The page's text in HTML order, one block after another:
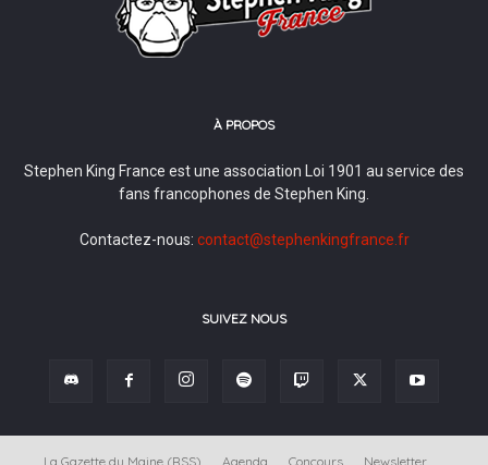
À PROPOS
Stephen King France est une association Loi 1901 au service des
fans francophones de Stephen King.
Contactez-nous: contact@stephenkingfrance.fr
SUIVEZ NOUS
La Gazette du Maine (RSS) Agenda Concours Newsletter